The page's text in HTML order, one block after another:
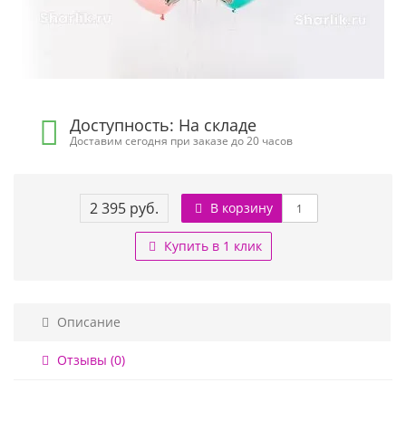
Доступность: На складе
Доставим сегодня при заказе до 20 часов
2 395 руб. В корзину
Купить в 1 клик
Описание
Отзывы (0)